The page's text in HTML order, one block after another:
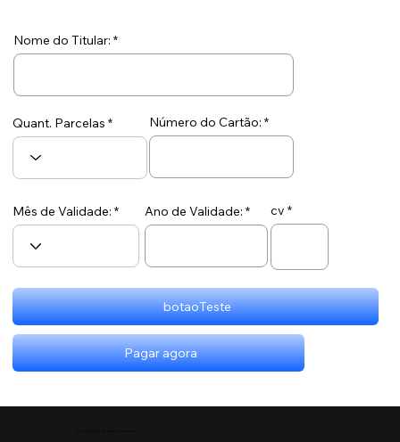
Nome do Titular:
Quant. Parcelas Número do Cartão:
Mês de Validade: Ano de Validade: cv
botaoTeste
Pagar agora